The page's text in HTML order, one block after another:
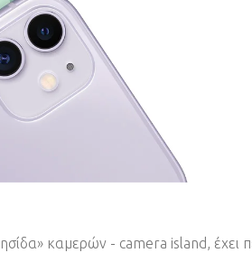
καμερών - camera island,